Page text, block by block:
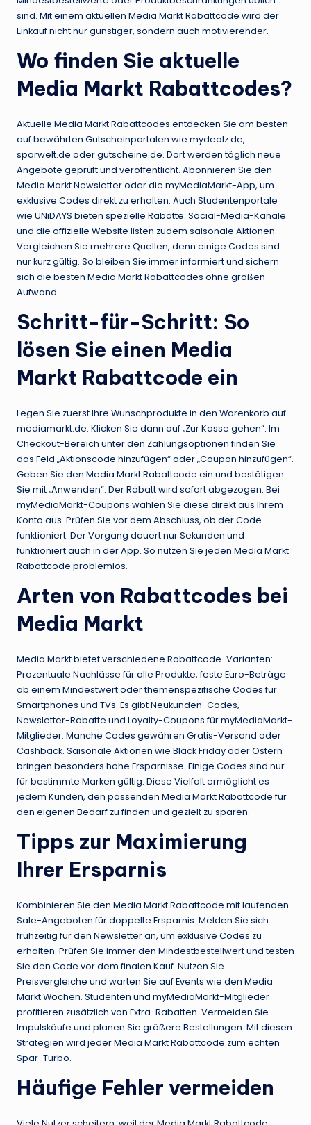
sind. Mit einem aktuellen Media Markt Rabattcode wird der
Einkauf nicht nur günstiger, sondern auch motivierender.
Wo finden Sie aktuelle
Media Markt Rabattcodes?
Aktuelle Media Markt Rabattcodes entdecken Sie am besten
auf bewährten Gutscheinportalen wie mydealz.de,
sparwelt.de oder gutscheine.de. Dort werden täglich neue
Angebote geprüft und veröffentlicht. Abonnieren Sie den
Media Markt Newsletter oder die myMediaMarkt-App, um
exklusive Codes direkt zu erhalten. Auch Studentenportale
wie UNiDAYS bieten spezielle Rabatte. Social-Media-Kanäle
und die offizielle Website listen zudem saisonale Aktionen.
Vergleichen Sie mehrere Quellen, denn einige Codes sind
nur kurz gültig. So bleiben Sie immer informiert und sichern
sich die besten Media Markt Rabattcodes ohne großen
Aufwand.
Schritt-für-Schritt: So
lösen Sie einen Media
Markt Rabattcode ein
Legen Sie zuerst Ihre Wunschprodukte in den Warenkorb auf
mediamarkt.de. Klicken Sie dann auf „Zur Kasse gehen“. Im
Checkout-Bereich unter den Zahlungsoptionen finden Sie
das Feld „Aktionscode hinzufügen“ oder „Coupon hinzufügen“.
Geben Sie den Media Markt Rabattcode ein und bestätigen
Sie mit „Anwenden“. Der Rabatt wird sofort abgezogen. Bei
myMediaMarkt-Coupons wählen Sie diese direkt aus Ihrem
Konto aus. Prüfen Sie vor dem Abschluss, ob der Code
funktioniert. Der Vorgang dauert nur Sekunden und
funktioniert auch in der App. So nutzen Sie jeden Media Markt
Rabattcode problemlos.
Arten von Rabattcodes bei
Media Markt
Media Markt bietet verschiedene Rabattcode-Varianten:
Prozentuale Nachlässe für alle Produkte, feste Euro-Beträge
ab einem Mindestwert oder themenspezifische Codes für
Smartphones und TVs. Es gibt Neukunden-Codes,
Newsletter-Rabatte und Loyalty-Coupons für myMediaMarkt-
Mitglieder. Manche Codes gewähren Gratis-Versand oder
Cashback. Saisonale Aktionen wie Black Friday oder Ostern
bringen besonders hohe Ersparnisse. Einige Codes sind nur
für bestimmte Marken gültig. Diese Vielfalt ermöglicht es
jedem Kunden, den passenden Media Markt Rabattcode für
den eigenen Bedarf zu finden und gezielt zu sparen.
Tipps zur Maximierung
Ihrer Ersparnis
Kombinieren Sie den Media Markt Rabattcode mit laufenden
Sale-Angeboten für doppelte Ersparnis. Melden Sie sich
frühzeitig für den Newsletter an, um exklusive Codes zu
erhalten. Prüfen Sie immer den Mindestbestellwert und testen
Sie den Code vor dem finalen Kauf. Nutzen Sie
Preisvergleiche und warten Sie auf Events wie den Media
Markt Wochen. Studenten und myMediaMarkt-Mitglieder
profitieren zusätzlich von Extra-Rabatten. Vermeiden Sie
Impulskäufe und planen Sie größere Bestellungen. Mit diesen
Strategien wird jeder Media Markt Rabattcode zum echten
Spar-Turbo.
Häufige Fehler vermeiden